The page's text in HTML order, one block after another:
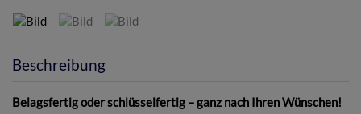
Beschreibung
Belagsfertig oder schlüsselfertig – ganz nach Ihren Wünschen!